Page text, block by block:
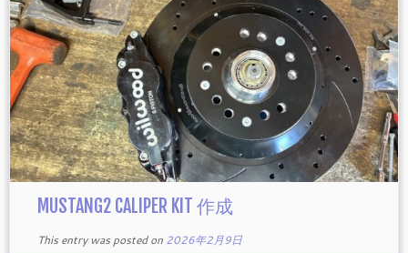
MUSTANG2 CALIPER KIT 作成
This entry was posted on 2026年2月9日